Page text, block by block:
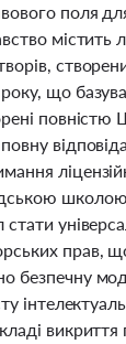
поля
що
школою
прав,
безпечну
викриття